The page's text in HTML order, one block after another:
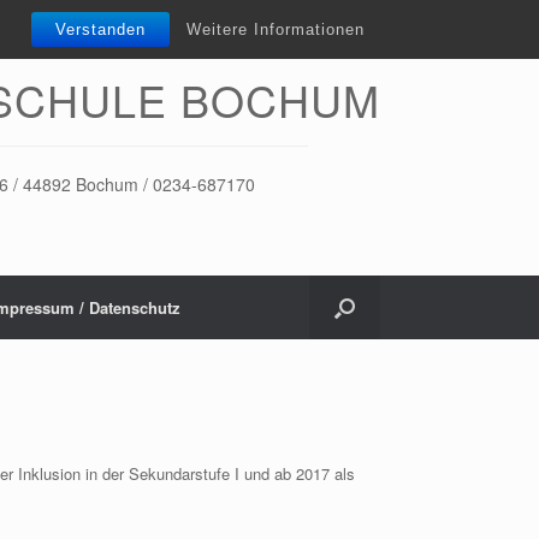
Verstanden Weitere Informationen
BOCHUM
/ 44892 Bochum / 0234-687170
/ Datenschutz
Inklusion in der Sekundarstufe I und ab 2017 als